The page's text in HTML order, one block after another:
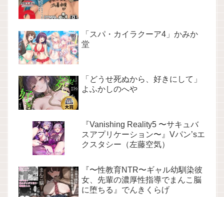
「スパ・カイラクーア4」かみか
堂
「どうせ死ぬから、好きにして」
よふかしのへや
『Vanishing Reality5 〜サキュバ
スアプリケーション〜』Vパン’sエ
クスタシー（左藤空気）
『〜性教育NTR〜ギャル幼馴染彼
女、先輩の濃厚性指導でまんこ脳
に堕ちる』でんきくらげ